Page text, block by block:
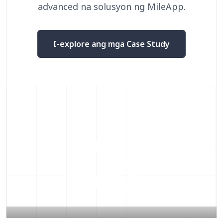
advanced na solusyon ng MileApp.
I-explore ang mga Case Study